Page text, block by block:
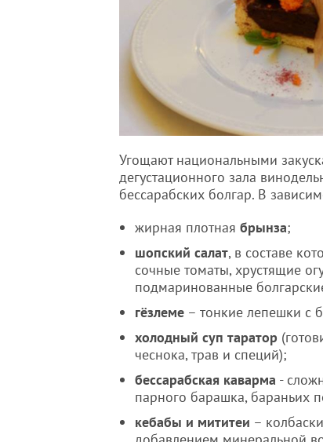
Угощают национальными
дегустационного зала
бессарабских болгар. В
жирная плотная брынза;
шопский салат, в составе
сочные томаты, хрустящие
подмаринованные
гёзлеме – тонкие лепешки с
холодный суп таратор
чеснока, трав и специй);
бессарабская каварма -
парного барашка, бараньих
кебабы и мититеи –